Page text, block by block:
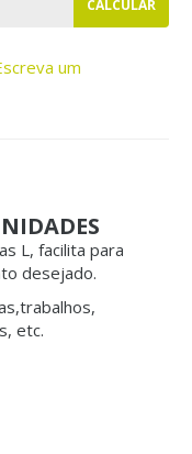
CALCULAR
um
L, facilita para
desejado.
etc.